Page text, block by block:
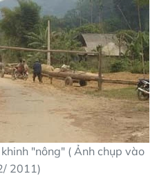
"nông" ( Ảnh chụp vào
2011)